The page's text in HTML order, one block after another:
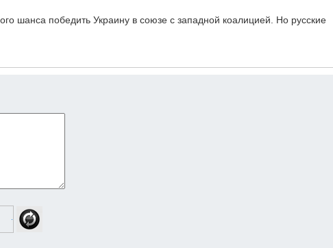
шанса победить Украину в союзе с западной коалицией. Но русские